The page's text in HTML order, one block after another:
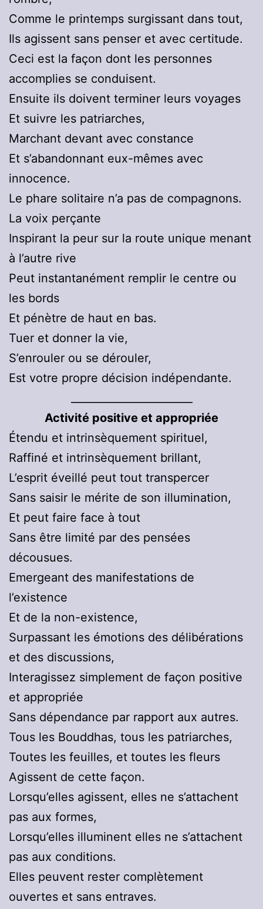
Comme le printemps surgissant dans tout,
Ils agissent sans penser et avec certitude.
Ceci est la façon dont les personnes
accomplies se conduisent.
Ensuite ils doivent terminer leurs voyages
Et suivre les patriarches,
Marchant devant avec constance
Et s’abandonnant eux-mêmes avec
innocence.
Le phare solitaire n’a pas de compagnons.
La voix perçante
Inspirant la peur sur la route unique menant
à l’autre rive
Peut instantanément remplir le centre ou
les bords
Et pénètre de haut en bas.
Tuer et donner la vie,
S’enrouler ou se dérouler,
Est votre propre décision indépendante.
Activité positive et appropriée
Étendu et intrinsèquement spirituel,
Raffiné et intrinsèquement brillant,
L’esprit éveillé peut tout transpercer
Sans saisir le mérite de son illumination,
Et peut faire face à tout
Sans être limité par des pensées
décousues.
Emergeant des manifestations de
l’existence
Et de la non-existence,
Surpassant les émotions des délibérations
et des discussions,
Interagissez simplement de façon positive
et appropriée
Sans dépendance par rapport aux autres.
Tous les Bouddhas, tous les patriarches,
Toutes les feuilles, et toutes les fleurs
Agissent de cette façon.
Lorsqu’elles agissent, elles ne s’attachent
pas aux formes,
Lorsqu’elles illuminent elles ne s’attachent
pas aux conditions.
Elles peuvent rester complètement
ouvertes et sans entraves.